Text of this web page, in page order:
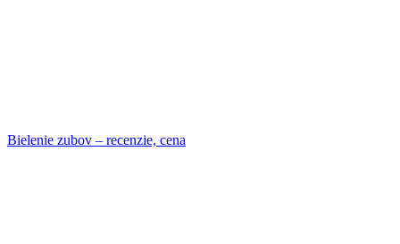
Bielenie zubov – recenzie, cena